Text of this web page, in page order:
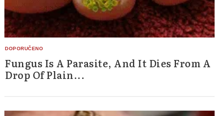
Fungus Is A Parasite, And It Dies From A
Drop Of Plain...